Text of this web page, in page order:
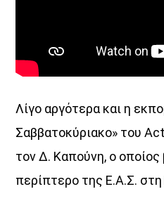
Λίγο αργότερα και η
Σαββατοκύριακο» του
τον Δ. Καπούνη, ο οποίος
περίπτερο της Ε.Α.Σ. στη